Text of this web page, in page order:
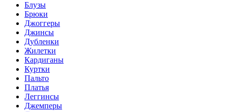
Блузы
Брюки
Джоггеры
Джинсы
Дубленки
Жилетки
Кардиганы
Куртки
Пальто
Платья
Леггинсы
Джемперы